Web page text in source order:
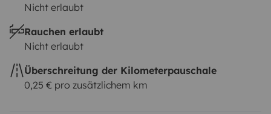
Nicht erlaubt
Rauchen erlaubt
Nicht erlaubt
Überschreitung der Kilometerpauschale
0,25 € pro zusätzlichem km